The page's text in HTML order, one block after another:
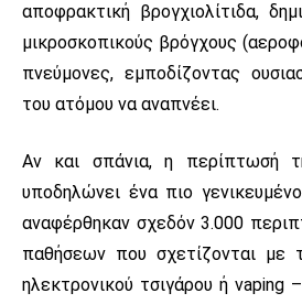
αποφρακτική βρογχιολίτιδα,
μικροσκοπικούς βρόγχους
πνεύμονες, εμποδίζοντας
του ατόμου να αναπνέει.
Αν και σπάνια, η περίπτωσή
υποδηλώνει ένα πιο
αναφέρθηκαν σχεδόν 3.000
παθήσεων που σχετίζονται με
ηλεκτρονικού τσιγάρου ή vaping